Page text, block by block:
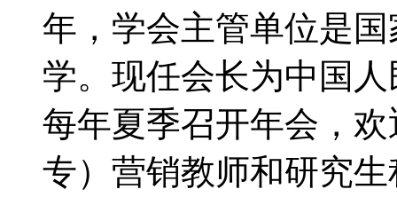
年，学会主管单位是
学。现任会长为中国
每年夏季召开年会，
专）营销教师和研究